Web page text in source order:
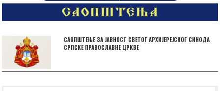
САОПШТЕЊЕ ЗА ЈАВНОСТ СВЕТОГ АРХИЈЕРЕЈСКОГ СИНОДА
СРПСКЕ ПРАВОСЛАВНЕ ЦРКВЕ